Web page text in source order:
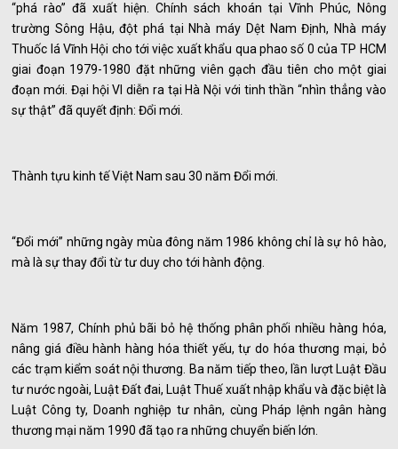
“phá rào” đã xuất hiện. Chính sách khoán tại Vĩnh Phúc, Nông
trường Sông Hậu, đột phá tại Nhà máy Dệt Nam Định, Nhà máy
Thuốc lá Vĩnh Hội cho tới việc xuất khẩu qua phao số 0 của TP HCM
giai đoạn 1979-1980 đặt những viên gạch đầu tiên cho một giai
đoạn mới. Đại hội VI diễn ra tại Hà Nội với tinh thần “nhìn thẳng vào
sự thật” đã quyết định: Đổi mới.
Thành tựu kinh tế Việt Nam sau 30 năm Đổi mới.
“Đổi mới” những ngày mùa đông năm 1986 không chỉ là sự hô hào,
mà là sự thay đổi từ tư duy cho tới hành động.
Năm 1987, Chính phủ bãi bỏ hệ thống phân phối nhiều hàng hóa,
nâng giá điều hành hàng hóa thiết yếu, tự do hóa thương mại, bỏ
các trạm kiểm soát nội thương. Ba năm tiếp theo, lần lượt Luật Đầu
tư nước ngoài, Luật Đất đai, Luật Thuế xuất nhập khẩu và đặc biệt là
Luật Công ty, Doanh nghiệp tư nhân, cùng Pháp lệnh ngân hàng
thương mại năm 1990 đã tạo ra những chuyển biến lớn.